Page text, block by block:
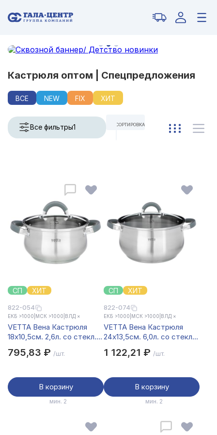
Кастрюля оптом | Спецпредложения
ВСЕ NEW FIX ХИТ
Все фильтры1
СОРТИРОВКА
СП ХИТ
822-054
ЕКБ >1000 МСК >1000 ВЛД ×
VETTA Вена Кастрюля
18х10,5см. 2,6л. со стекл.
795,83 ₽ /шт.
В корзину
мин. 2
СП ХИТ
822-074
ЕКБ >1000 МСК >1000 ВЛД ×
VETTA Вена Кастрюля
24х13,5см. 6,0л. со стекл.
1 122,21 ₽ /шт.
В корзину
мин. 2